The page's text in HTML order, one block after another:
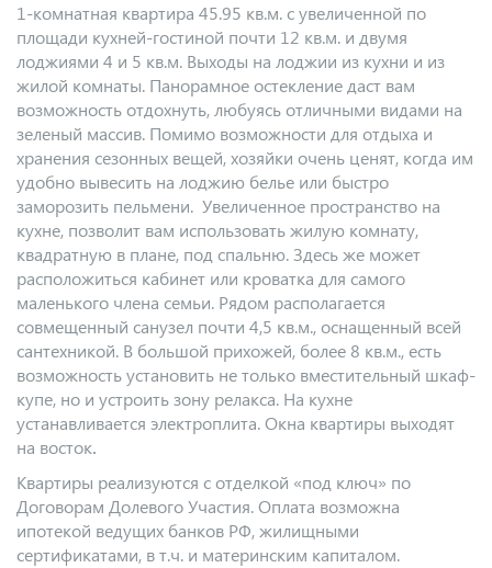
1-комнатная квартира 45.95 кв.м. с увеличенной по
площади кухней-гостиной почти 12 кв.м. и двумя
лоджиями 4 и 5 кв.м. Выходы на лоджии из кухни и из
жилой комнаты. Панорамное остекление даст вам
возможность отдохнуть, любуясь отличными видами на
зеленый массив. Помимо возможности для отдыха и
хранения сезонных вещей, хозяйки очень ценят, когда им
удобно вывесить на лоджию белье или быстро
заморозить пельмени. Увеличенное пространство на
кухне, позволит вам использовать жилую комнату,
квадратную в плане, под спальню. Здесь же может
расположиться кабинет или кроватка для самого
маленького члена семьи. Рядом располагается
совмещенный санузел почти 4,5 кв.м., оснащенный всей
сантехникой. В большой прихожей, более 8 кв.м., есть
возможность установить не только вместительный шкаф-
купе, но и устроить зону релакса. На кухне
устанавливается электроплита. Окна квартиры выходят
на восток.
Квартиры реализуются с отделкой «под ключ» по
Договорам Долевого Участия. Оплата возможна
ипотекой ведущих банков РФ, жилищными
сертификатами, в т.ч. и материнским капиталом.